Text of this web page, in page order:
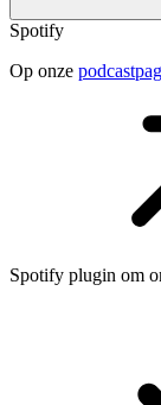
Spotify
Op onze
Spotify plugin om